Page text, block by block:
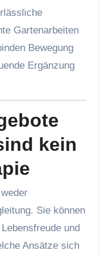
Gartenarbeiten
Bewegung
Ergänzung
kein
Sie können
und
Ansätze sich